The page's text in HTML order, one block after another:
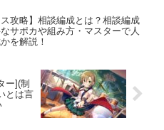
ス攻略】相談編成とは？相談編成
サポカや組み方・マスターで人
を解説！
ー](制
とは言